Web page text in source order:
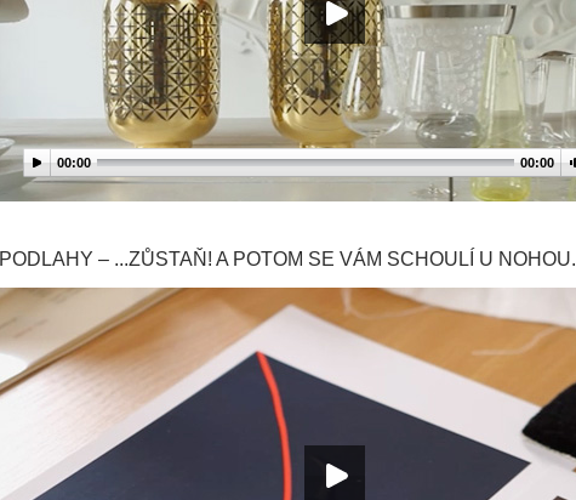
00:00 00:00
PODLAHY – ...ZŮSTAŇ! A POTOM SE VÁM SCHOULÍ U NOHOU.